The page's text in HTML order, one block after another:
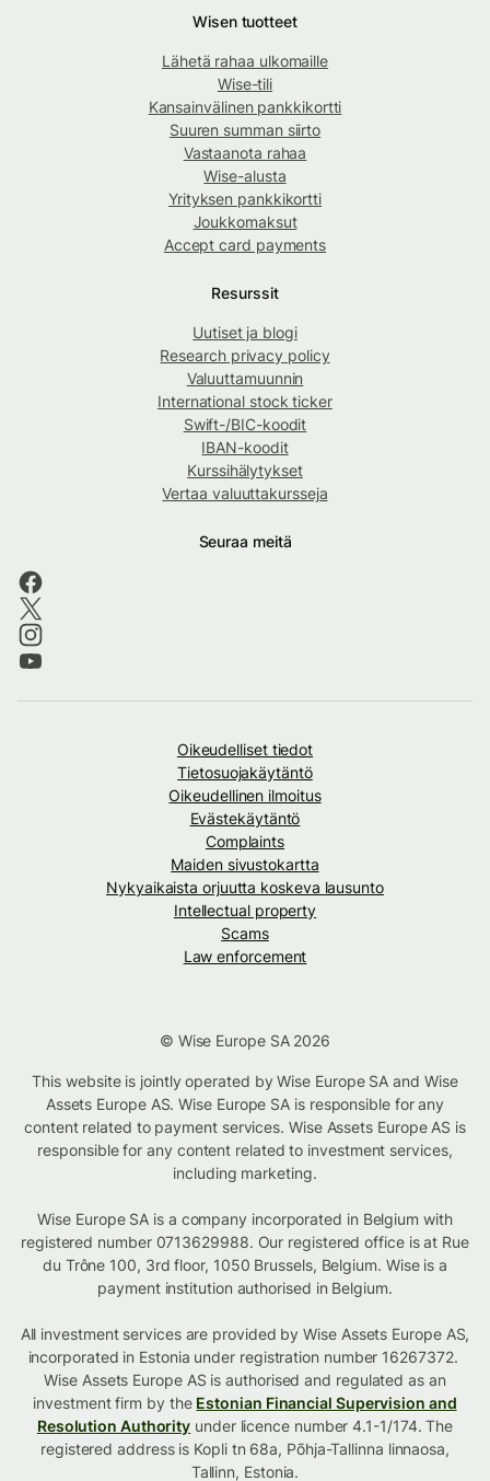
Wisen tuotteet
Lähetä rahaa ulkomaille
Wise-tili
Kansainvälinen pankkikortti
Suuren summan siirto
Vastaanota rahaa
Wise-alusta
Yrityksen pankkikortti
Joukkomaksut
Accept card payments
Resurssit
Uutiset ja blogi
Research privacy policy
Valuuttamuunnin
International stock ticker
Swift-/BIC-koodit
IBAN-koodit
Kurssihälytykset
Vertaa valuuttakursseja
Seuraa meitä
Oikeudelliset tiedot
Tietosuojakäytäntö
Oikeudellinen ilmoitus
Evästekäytäntö
Complaints
Maiden sivustokartta
Nykyaikaista orjuutta koskeva lausunto
Intellectual property
Scams
Law enforcement
© Wise Europe SA 2026
This website is jointly operated by Wise Europe SA and Wise
Assets Europe AS. Wise Europe SA is responsible for any
content related to payment services. Wise Assets Europe AS is
responsible for any content related to investment services,
including marketing.
Wise Europe SA is a company incorporated in Belgium with
registered number 0713629988. Our registered office is at Rue
du Trône 100, 3rd floor, 1050 Brussels, Belgium. Wise is a
payment institution authorised in Belgium.
All investment services are provided by Wise Assets Europe AS,
incorporated in Estonia under registration number 16267372.
Wise Assets Europe AS is authorised and regulated as an
investment firm by the Estonian Financial Supervision and
Resolution Authority under licence number 4.1-1/174. The
registered address is Kopli tn 68a, Põhja-Tallinna linnaosa,
Tallinn, Estonia.